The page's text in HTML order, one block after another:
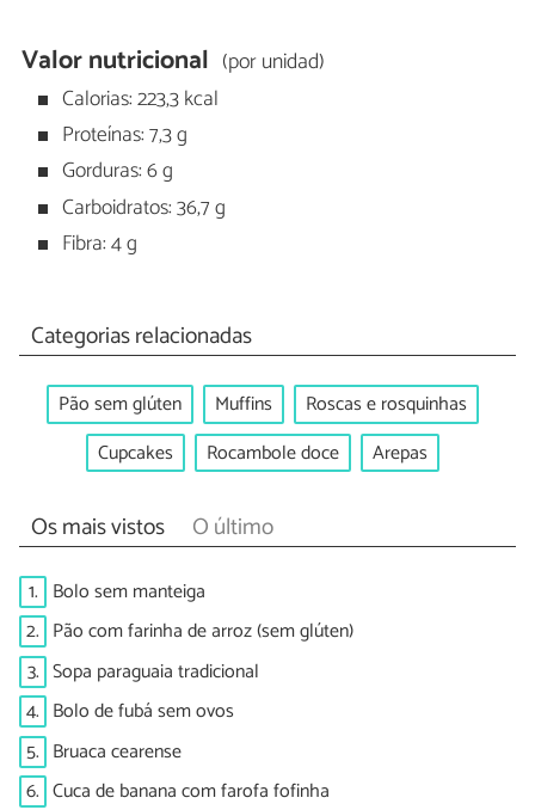
Valor nutricional (por unidad)
Calorias: 223,3 kcal
Proteínas: 7,3 g
Gorduras: 6 g
Carboidratos: 36,7 g
Fibra: 4 g
Categorias relacionadas
Pão sem glúten Muffins
Roscas e rosquinhas
Cupcakes
Rocambole doce Arepas
Os mais vistos O último
1. Bolo sem manteiga
2. Pão com farinha de arroz (sem glúten)
3. Sopa paraguaia tradicional
4. Bolo de fubá sem ovos
5. Bruaca cearense
6. Cuca de banana com farofa fofinha